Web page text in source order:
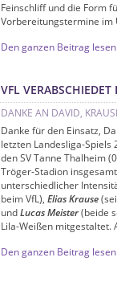
Feinschliff und die Form
Vorbereitungstermine im
Den ganzen Beitrag
VFL VERABSCHIEDET
DANKE AN DAVID,
Danke für den Einsatz,
letzten Landesliga-Spiels
den SV Tanne Thalheim
Tröger-Stadion
unterschiedlicher
beim VfL), Elias Krause
undLucas Meister(beide
Lila-Weißen mitgestaltet.
Den ganzen Beitrag